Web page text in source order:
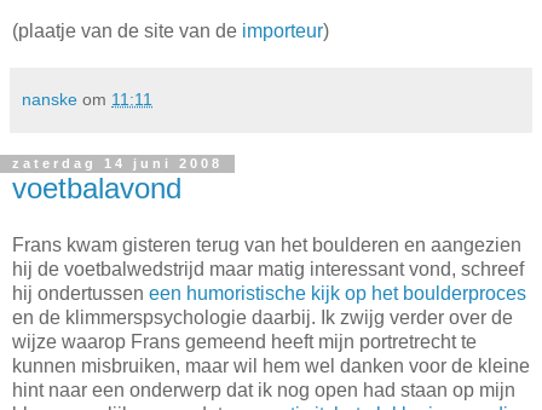
(plaatje van de site van de importeur)
nanske om 11:11
zaterdag 14 juni 2008
voetbalavond
Frans kwam gisteren terug van het boulderen en aangezien
hij de voetbalwedstrijd maar matig interessant vond, schreef
hij ondertussen een humoristische kijk op het boulderproces
en de klimmerspsychologie daarbij. Ik zwijg verder over de
wijze waarop Frans gemeend heeft mijn portretrecht te
kunnen misbruiken, maar wil hem wel danken voor de kleine
hint naar een onderwerp dat ik nog open had staan op mijn